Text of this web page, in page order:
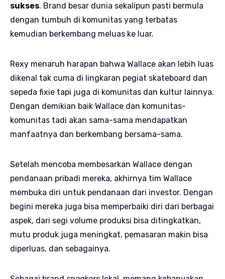
sukses. Brand besar dunia sekalipun pasti bermula
dengan tumbuh di komunitas yang terbatas
kemudian berkembang meluas ke luar.
Rexy menaruh harapan bahwa Wallace akan lebih luas
dikenal tak cuma di lingkaran pegiat skateboard dan
sepeda fixie tapi juga di komunitas dan kultur lainnya.
Dengan demikian baik Wallace dan komunitas-
komunitas tadi akan sama-sama mendapatkan
manfaatnya dan berkembang bersama-sama.
Setelah mencoba membesarkan Wallace dengan
pendanaan pribadi mereka, akhirnya tim Wallace
membuka diri untuk pendanaan dari investor. Dengan
begini mereka juga bisa memperbaiki diri dari berbagai
aspek, dari segi volume produksi bisa ditingkatkan,
mutu produk juga meningkat, pemasaran makin bisa
diperluas, dan sebagainya.